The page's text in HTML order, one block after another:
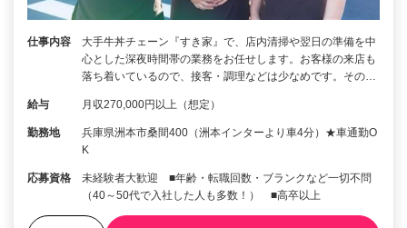
仕事内容
大手牛丼チェーン『すき家』で、店内清掃や翌日の準備を中
心とした深夜時間帯の業務をお任せします。お客様の来店も
落ち着いているので、接客・調理などは少なめです。その…
給与 月収270,000円以上（想定）
勤務地
兵庫県洲本市桑間400（洲本インターより車4分）★車通勤O
K
応募資格
未経験者大歓迎 ■年齢・転職回数・ブランクなど一切不問
（40～50代で入社した人も多数！） ■高卒以上